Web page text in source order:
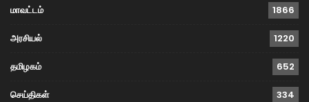
மாவட்டம் 1866
அரசியல் 1220
தமிழகம் 652
செய்திகள் 334